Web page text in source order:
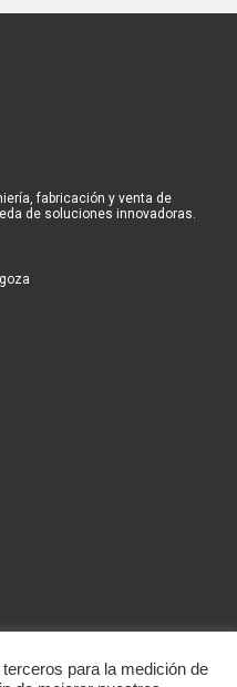
fabricación y venta de
de soluciones innovadoras.
para la medición de